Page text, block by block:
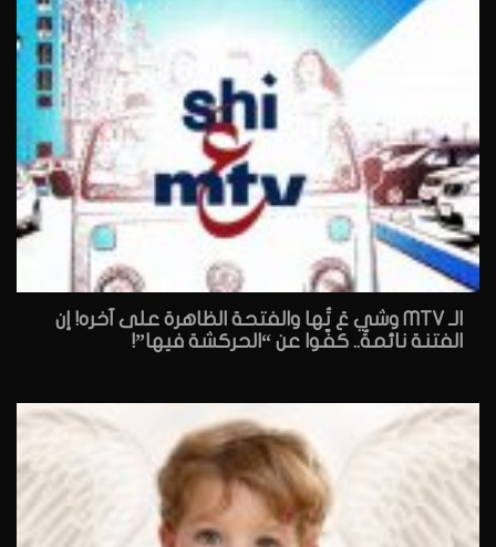
الـ MTV وشي عَ تُها والفتحة الظاهرة على آخره! إن
الفتنة نائمةٌ.. كفّوا عن “الحركشة فيها”!